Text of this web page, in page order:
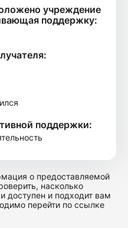
учреждение
поддержку:
поддержки:
о предоставляемой
насколько
доступен и подходит вам
перейти по ссылке